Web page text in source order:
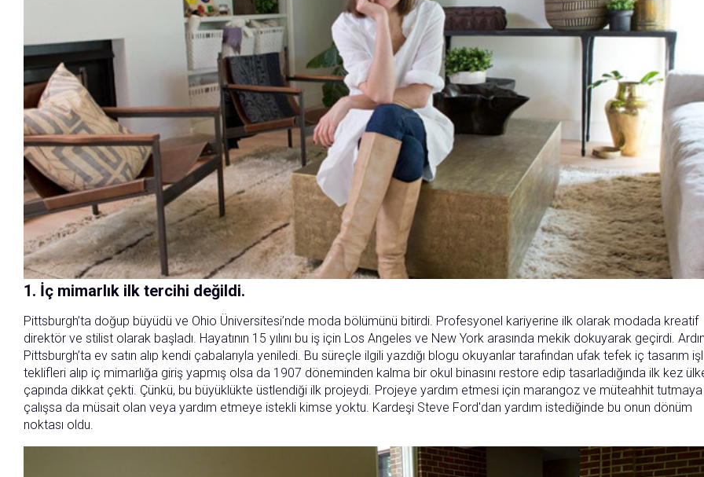
1. İç mimarlık ilk tercihi değildi.
Pittsburgh’ta doğup büyüdü ve Ohio Üniversitesi’nde moda bölümünü bitirdi. Profesyonel kariyerine ilk olarak modada kreatif
direktör ve stilist olarak başladı. Hayatının 15 yılını bu iş için Los Angeles ve New York arasında mekik dokuyarak geçirdi.
Pittsburgh’ta ev satın alıp kendi çabalarıyla yeniledi. Bu süreçle ilgili yazdığı blogu okuyanlar tarafından ufak tefek iç tasarım
teklifleri alıp iç mimarlığa giriş yapmış olsa da 1907 döneminden kalma bir okul binasını restore edip tasarladığında ilk kez
çapında dikkat çekti. Çünkü, bu büyüklükte üstlendiği ilk projeydi. Projeye yardım etmesi için marangoz ve müteahhit tutmaya
çalışsa da müsait olan veya yardım etmeye istekli kimse yoktu. Kardeşi Steve Ford'dan yardım istediğinde bu onun dönüm
noktası oldu.